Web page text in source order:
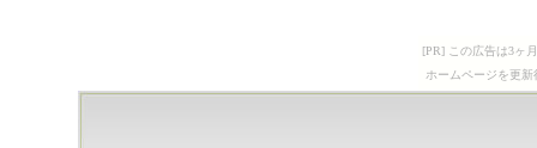
[PR] この広告は3ヶ
ホームページを更